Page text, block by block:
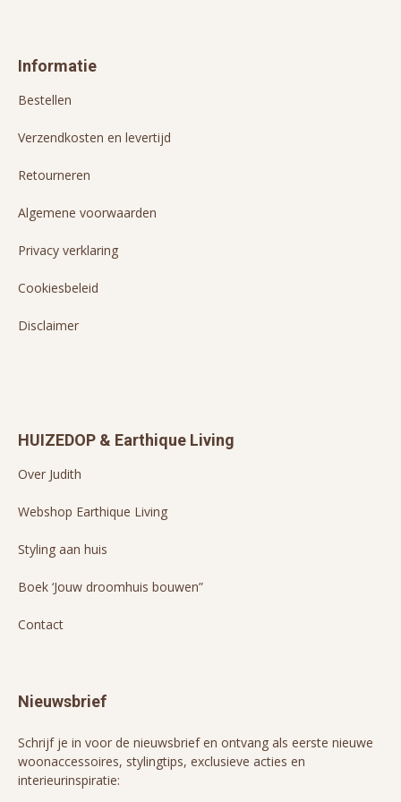
Informatie
Bestellen
Verzendkosten en levertijd
Retourneren
Algemene voorwaarden
Privacy verklaring
Cookiesbeleid
Disclaimer
HUIZEDOP & Earthique Living
Over Judith
Webshop Earthique Living
Styling aan huis
Boek ‘Jouw droomhuis bouwen”
Contact
Nieuwsbrief
Schrijf je in voor de nieuwsbrief en ontvang als eerste nieuwe
woonaccessoires, stylingtips, exclusieve acties en
interieurinspiratie: